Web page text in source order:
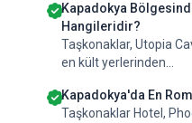
Kapadokya
Hangileridir?
Taşkonaklar, Utopia
en kült yerlerinden...
Kapadokya'da En
Taşkonaklar Hotel,